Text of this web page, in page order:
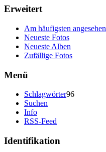
Erweitert
Am häufigsten angesehen
Neueste Fotos
Neueste Alben
Zufällige Fotos
Menü
Schlagwörter96
Suchen
Info
RSS-Feed
Identifikation